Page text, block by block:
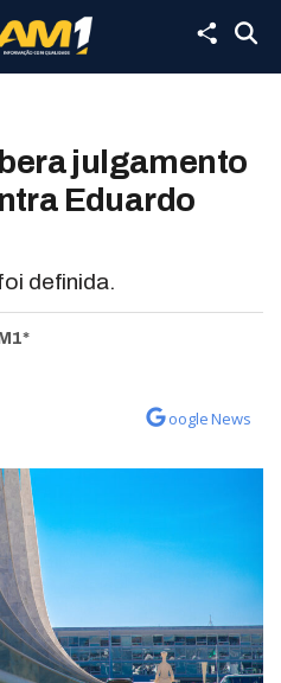
julgamento
Eduardo
definida.
oogle News